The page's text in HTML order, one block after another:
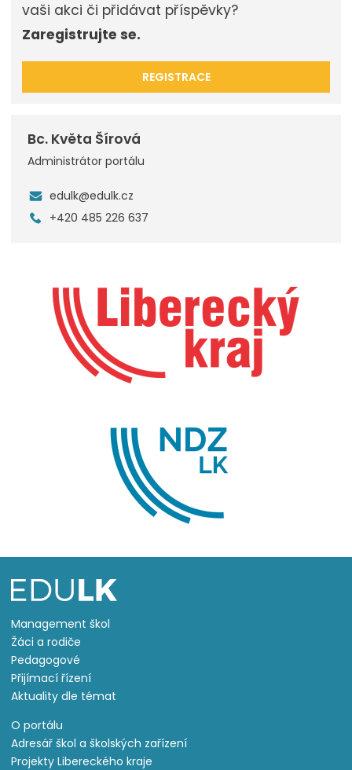
vaši akci či přidávat příspěvky?
Zaregistrujte se.
REGISTRACE
Bc. Květa Šírová
Administrátor portálu
edulk@edulk.cz
+420 485 226 637
Management škol
Žáci a rodiče
Pedagogové
Přijímací řízení
Aktuality dle témat
O portálu
Adresář škol a školských zařízení
Projekty Libereckého kraje